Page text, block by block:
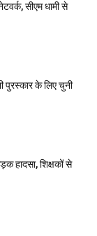
सीएम धामी से
पुरस्कार के लिए चुनी
हादसा, शिक्षकों से